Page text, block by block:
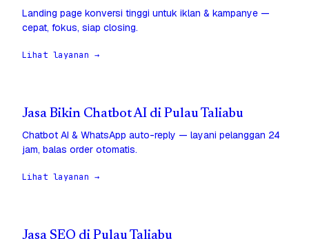
Landing page konversi tinggi untuk iklan & kampanye —
cepat, fokus, siap closing.
Lihat layanan →
Jasa Bikin Chatbot AI di Pulau Taliabu
Chatbot AI & WhatsApp auto-reply — layani pelanggan 24
jam, balas order otomatis.
Lihat layanan →
Jasa SEO di Pulau Taliabu